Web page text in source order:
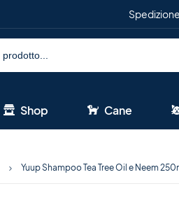
Shop Cane
Yuup Shampoo Tea Tree Oil e Neem